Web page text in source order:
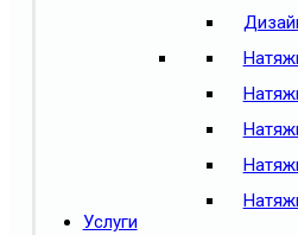
Услуги